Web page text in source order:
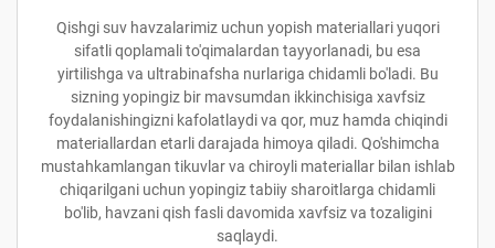
Qishgi suv havzalarimiz uchun yopish materiallari yuqori
sifatli qoplamali to'qimalardan tayyorlanadi, bu esa
yirtilishga va ultrabinafsha nurlariga chidamli bo'ladi. Bu
sizning yopingiz bir mavsumdan ikkinchisiga xavfsiz
foydalanishingizni kafolatlaydi va qor, muz hamda chiqindi
materiallardan etarli darajada himoya qiladi. Qo'shimcha
mustahkamlangan tikuvlar va chiroyli materiallar bilan ishlab
chiqarilgani uchun yopingiz tabiiy sharoitlarga chidamli
bo'lib, havzani qish fasli davomida xavfsiz va tozaligini
saqlaydi.